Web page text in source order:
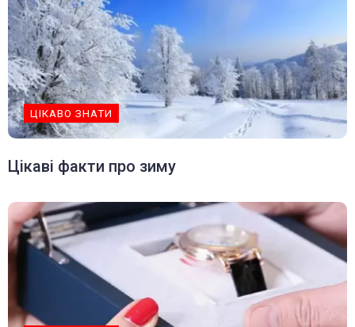
ЦІКАВО ЗНАТИ
Цікаві факти про зиму